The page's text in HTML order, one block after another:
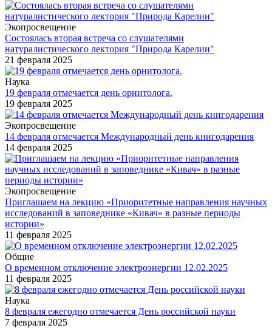
Экопросвещение
Состоялась вторая встреча со слушателями
натуралистического лектория "Природа Карелии"
21 февраля 2025
Наука
19 февраля отмечается день орнитолога.
19 февраля 2025
Экопросвещение
14 февраля отмечается Международный день книгодарения
14 февраля 2025
Экопросвещение
Приглашаем на лекцию «Приоритетные направления научных
исследований в заповеднике «Кивач» в разные периоды
истории»
11 февраля 2025
Общие
О временном отключение электроэнергии 12.02.2025
11 февраля 2025
Наука
8 февраля ежегодно отмечается День российской науки
7 февраля 2025